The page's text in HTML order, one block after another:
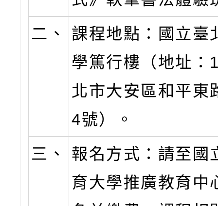
二、
課程地點：國立臺
學篤行樓（地址：
北市大安區和平東
4號）。
三、
報名方式：請至國
育大學推廣教育中